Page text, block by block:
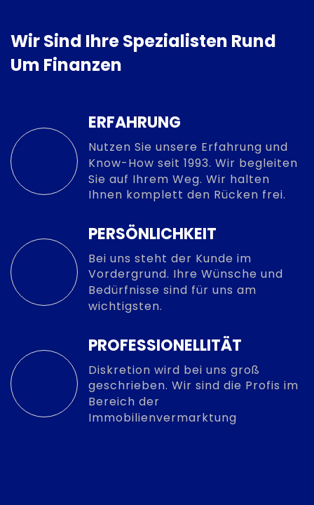
Wir Sind Ihre Spezialisten Rund
Um Finanzen
ERFAHRUNG
Nutzen Sie unsere Erfahrung und
Know-How seit 1993. Wir begleiten
Sie auf Ihrem Weg. Wir halten
Ihnen komplett den Rücken frei.
PERSÖNLICHKEIT
Bei uns steht der Kunde im
Vordergrund. Ihre Wünsche und
Bedürfnisse sind für uns am
wichtigsten.
PROFESSIONELLITÄT
Diskretion wird bei uns groß
geschrieben. Wir sind die Profis im
Bereich der
Immobilienvermarktung